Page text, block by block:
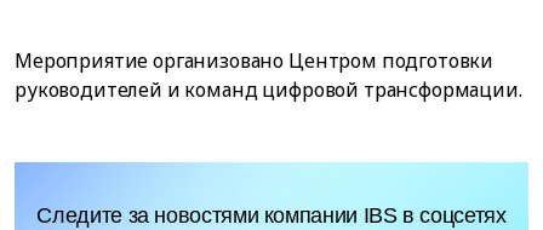
Мероприятие организовано Центром подготовки
руководителей и команд цифровой трансформации.
Следите за новостями компании IBS в соцсетях